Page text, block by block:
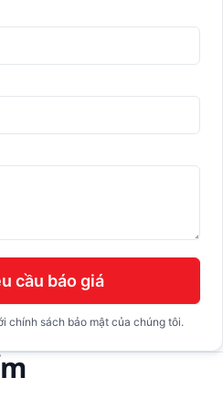
cầu báo giá
chính sách bảo mật của chúng tôi.